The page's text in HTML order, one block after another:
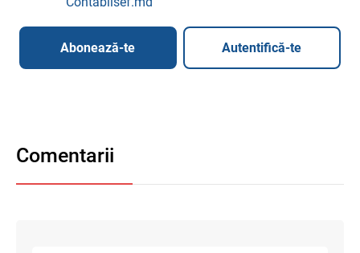
Abonează-te Autentifică-te
Comentarii